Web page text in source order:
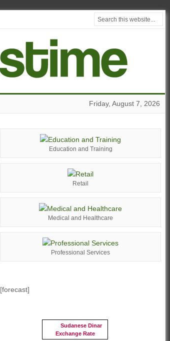
Friday, August 7, 2026
Education and Training
Retail
Medical and Healthcare
Professional Services
[forecast]
Sudanese Dinar
Exchange Rate